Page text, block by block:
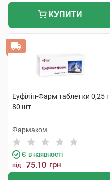
КУПИТИ
Еуфілін-Фарм таблетки 0,25 г
80 шт
Фармаком
Є в наявності
від 75.10 грн